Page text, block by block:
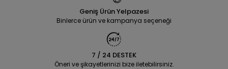
Geniş Ürün Yelpazesi
Binlerce ürün ve kampanya seçeneği
7 / 24 DESTEK
Öneri ve şikayetlerinizi bize iletebilirsiniz.